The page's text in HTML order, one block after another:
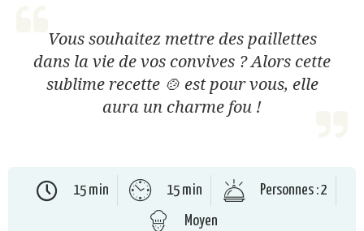
Vous souhaitez mettre des paillettes
dans la vie de vos convives ? Alors cette
sublime recette 🍲 est pour vous, elle
aura un charme fou !
15 min 15 min
Personnes : 2
Moyen